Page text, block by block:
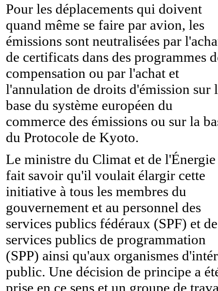
Pour les déplacements qui doivent
quand même se faire par avion, les
émissions sont neutralisées par
de certificats dans des programmes
compensation ou par l'achat et
l'annulation de droits d'émission sur
base du système européen du
commerce des émissions ou sur la
du Protocole de Kyoto.
Le ministre du Climat et de l'Énergie
fait savoir qu'il voulait élargir cette
initiative à tous les membres du
gouvernement et au personnel des
services publics fédéraux (SPF) et
services publics de programmation
(SPP) ainsi qu'aux organismes
public. Une décision de principe a
prise en ce sens et un groupe de